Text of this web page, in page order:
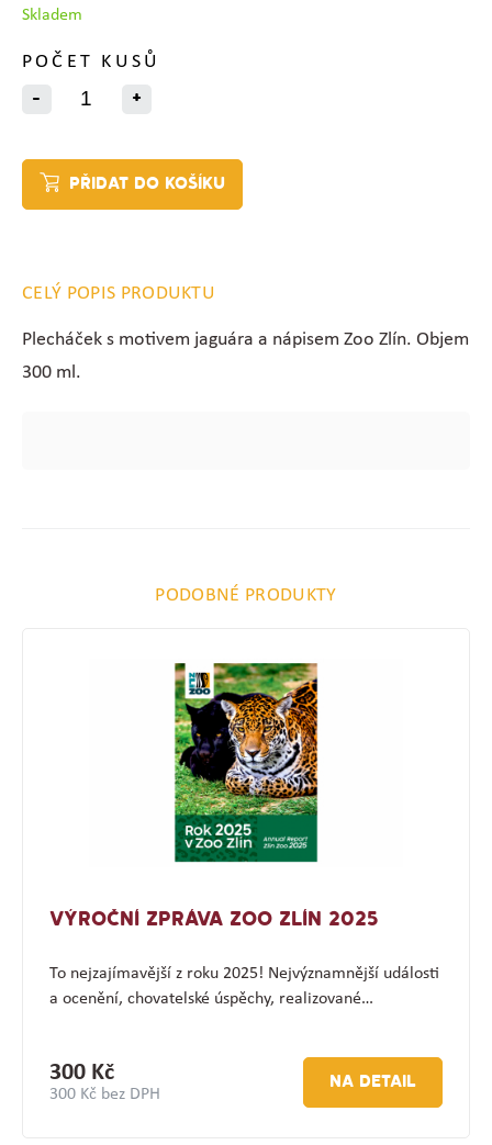
Skladem
POČET KUSŮ
-
+
PŘIDAT DO KOŠÍKU
CELÝ POPIS PRODUKTU
Plecháček s motivem jaguára a nápisem Zoo Zlín. Objem
300 ml.
PODOBNÉ PRODUKTY
VÝROČNÍ ZPRÁVA ZOO ZLÍN 2025
To nejzajímavější z roku 2025! Nejvýznamnější události
a ocenění, chovatelské úspěchy, realizované…
300 Kč
300 Kč bez DPH
NA DETAIL